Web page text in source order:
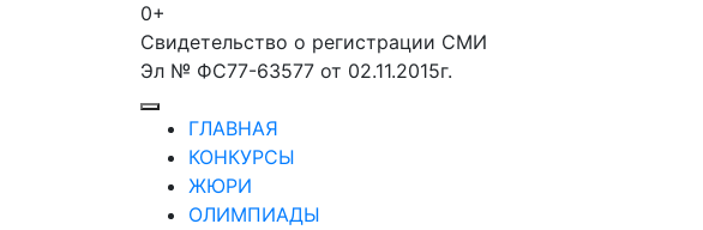
Лабиринт знаний
0+
Свидетельство о регистрации СМИ
Эл № ФС77-63577 от 02.11.2015г.
ГЛАВНАЯ
КОНКУРСЫ
ЖЮРИ
ОЛИМПИАДЫ